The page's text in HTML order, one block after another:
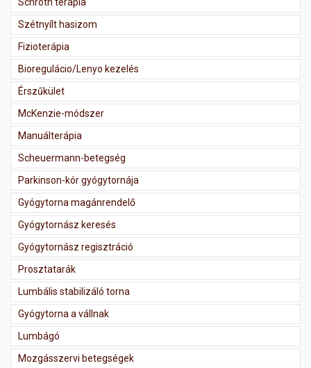
Szétnyílt hasizom
Fizioterápia
Bioregulácio/Lenyo kezelés
Érszűkület
McKenzie-módszer
Manuálterápia
Scheuermann-betegség
Parkinson-kór gyógytornája
Gyógytorna magánrendelő
Gyógytornász keresés
Gyógytornász regisztráció
Prosztatarák
Lumbális stabilizáló torna
Gyógytorna a vállnak
Lumbágó
Mozgásszervi betegségek